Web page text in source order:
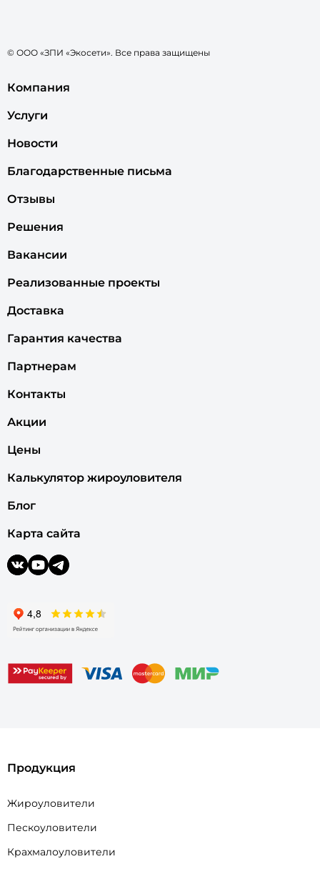
© ООО «ЗПИ «Экосети». Все права защищены
Компания
Услуги
Новости
Благодарственные письма
Отзывы
Решения
Вакансии
Реализованные проекты
Доставка
Гарантия качества
Партнерам
Контакты
Акции
Цены
Калькулятор жироуловителя
Блог
Карта сайта
Продукция
Жироуловители
Пескоуловители
Крахмалоуловители